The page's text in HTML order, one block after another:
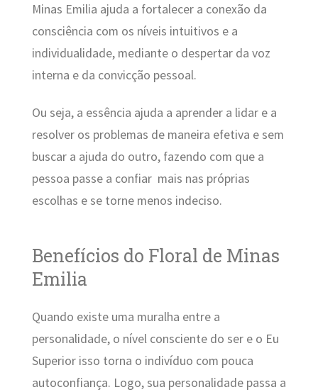
Minas Emilia ajuda a fortalecer a conexão da
consciência com os níveis intuitivos e a
individualidade, mediante o despertar da voz
interna e da convicção pessoal.
Ou seja, a essência ajuda a aprender a lidar e a
resolver os problemas de maneira efetiva e sem
buscar a ajuda do outro, fazendo com que a
pessoa passe a confiar mais nas próprias
escolhas e se torne menos indeciso.
Benefícios do Floral de Minas
Emilia
Quando existe uma muralha entre a
personalidade, o nível consciente do ser e o Eu
Superior isso torna o indivíduo com pouca
autoconfiança. Logo, sua personalidade passa a